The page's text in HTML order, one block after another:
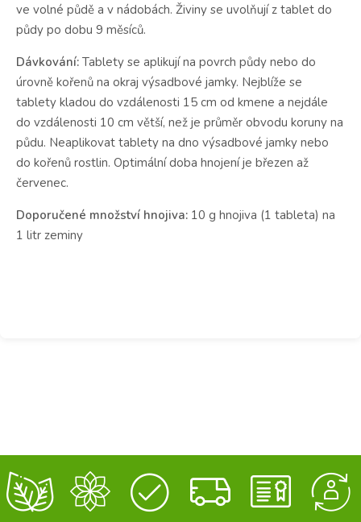
ve volné půdě a v nádobách. Živiny se uvolňují z tablet do
půdy po dobu 9 měsíců.
Dávkování: Tablety se aplikují na povrch půdy nebo do
úrovně kořenů na okraj výsadbové jamky. Nejblíže se
tablety kladou do vzdálenosti 15 cm od kmene a nejdále
do vzdálenosti 10 cm větší, než je průměr obvodu koruny na
půdu. Neaplikovat tablety na dno výsadbové jamky nebo
do kořenů rostlin. Optimální doba hnojení je březen až
červenec.
Doporučené množství hnojiva: 10 g hnojiva (1 tableta) na
1 litr zeminy